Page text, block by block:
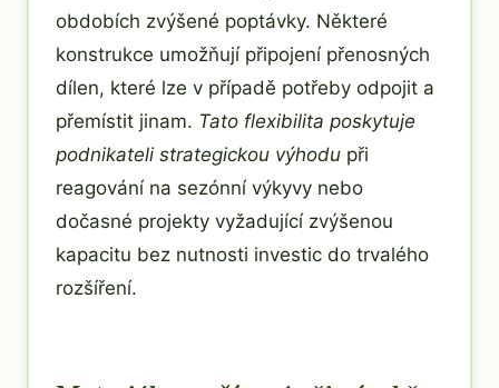
obdobích zvýšené poptávky. Některé
konstrukce umožňují připojení přenosných
dílen, které lze v případě potřeby odpojit a
přemístit jinam. Tato flexibilita poskytuje
podnikateli strategickou výhodu při
reagování na sezónní výkyvy nebo
dočasné projekty vyžadující zvýšenou
kapacitu bez nutnosti investic do trvalého
rozšíření.